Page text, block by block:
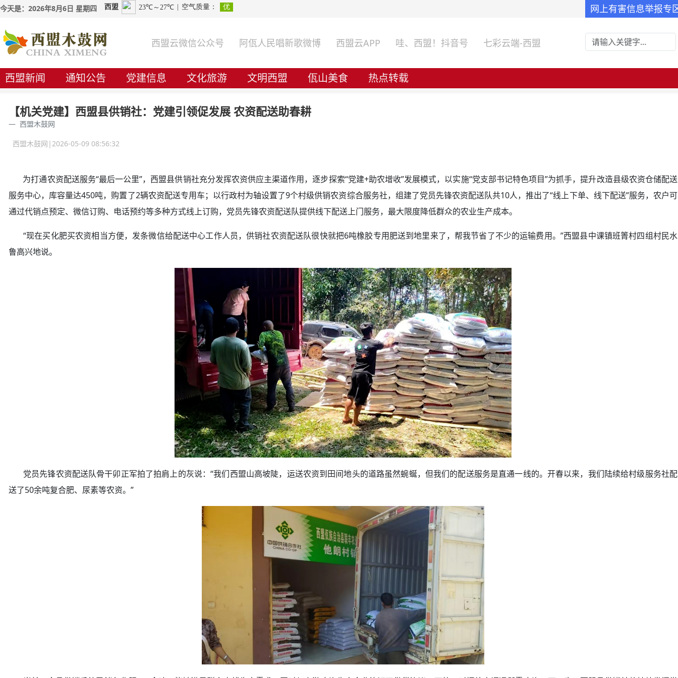
今天是：2026年8月6日 星期四 网上有害信息举报专
西盟云微信公众号 阿佤人民唱新歌微博 西盟云APP 哇、西盟！抖音号 七彩云端-西盟
西盟新闻 通知公告 党建信息 文化旅游 文明西盟 佤山美食 热点转载
【机关党建】西盟县供销社：党建引领促发展 农资配送助春耕
西盟木鼓网
西盟木鼓网|2026-05-09 08:56:32
为打通农资配送服务“最后一公里”，西盟县供销社充分发挥农资供应主渠道作用，逐步探索“党建+助农增收”发展模式，以实施“党支部书记特色项目”为抓手，提升改造县级农资仓储配送
服务中心，库容量达450吨，购置了2辆农资配送专用车；以行政村为轴设置了9个村级供销农资综合服务社，组建了党员先锋农资配送队共10人，推出了“线上下单、线下配送”服务，农户可
通过代销点预定、微信订购、电话预约等多种方式线上订购，党员先锋农资配送队提供线下配送上门服务，最大限度降低群众的农业生产成本。
“现在买化肥买农资相当方便，发条微信给配送中心工作人员，供销社农资配送队很快就把6吨橡胶专用肥送到地里来了，帮我节省了不少的运输费用。”西盟县中课镇班箐村四组村民水
鲁高兴地说。
党员先锋农资配送队骨干卯正军拍了拍肩上的灰说：“我们西盟山高坡陡，运送农资到田间地头的道路虽然蜿蜒，但我们的配送服务是直通一线的。开春以来，我们陆续给村级服务社配
送了50余吨复合肥、尿素等农资。”